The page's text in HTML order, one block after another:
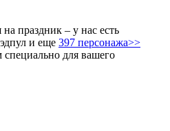
праздник – у нас есть
и еще 397 персонажа>>
для вашего